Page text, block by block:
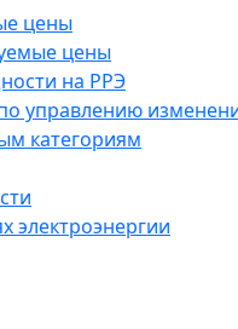
цены
цены
на РРЭ
по управлению
категориям
электроэнергии